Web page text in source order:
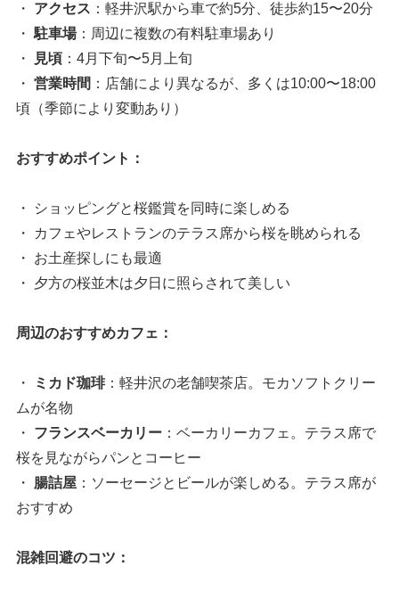
・ アクセス ：軽井沢駅から車で約5分、徒歩約15〜20分
・ 駐車場：周辺に複数の有料駐車場あり
・
見頃：4月下旬〜5月上旬
・ 営業時間 ：店舗により異なるが、多くは10:00〜18:00
頃（季節により変動あり）
おすすめポイント：
・ ショッピングと桜鑑賞を同時に楽しめる
・ カフェやレストランのテラス席から桜を眺められる
・ お土産探しにも最適
・ 夕方の桜並木は夕日に照らされて美しい
周辺のおすすめカフェ：
・ ミカド珈琲：軽井沢の老舗喫茶店。モカソフトクリー
ムが名物
・ フランスベーカリー：ベーカリーカフェ。テラス席で
桜を見ながらパンとコーヒー
・ 腸詰屋：ソーセージとビールが楽しめる。テラス席が
おすすめ
混雑回避のコツ：